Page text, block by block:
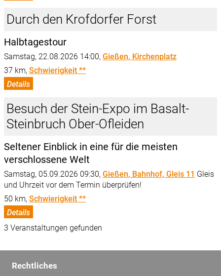
Durch den Krofdorfer Forst
Halbtagestour
Samstag, 22.08.2026 14:00, Gießen, Kirchenplatz
37 km, Schwierigkeit **
Details
Besuch der Stein-Expo im Basalt-
Steinbruch Ober-Ofleiden
Seltener Einblick in eine für die meisten
verschlossene Welt
Samstag, 05.09.2026 09:30, Gießen, Bahnhof, Gleis 11 Gleis
und Uhrzeit vor dem Termin überprüfen!
50 km, Schwierigkeit **
Details
3 Veranstaltungen gefunden
Rechtliches